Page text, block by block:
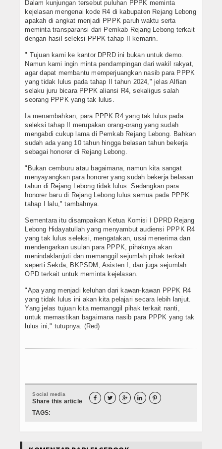
Dalam kunjungan tersebut puluhan PPPK meminta
kejelasan mengenai kode R4 di kabupaten Rejang Lebong
apakah di angkat menjadi PPPK paruh waktu serta
meminta transparansi dari Pemkab Rejang Lebong terkait
dengan hasil seleksi PPPK tahap II kemarin.
" Tujuan kami ke kantor DPRD ini bukan untuk demo.
Namun kami ingin minta pendampingan dari wakil rakyat,
agar dapat membantu memperjuangkan nasib para PPPK
yang tidak lulus pada tahap II tahun 2024," jelas Alfian
selaku juru bicara PPPK aliansi R4, sekaligus salah
seorang PPPK yang tak lulus.
Ia menambahkan, para PPPK R4 yang tak lulus pada
seleksi tahap II merupakan orang-orang yang sudah
mengabdi cukup lama di Pemkab Rejang Lebong. Bahkan
sudah ada yang 10 tahun hingga belasan tahun bekerja
sebagai honorer di Rejang Lebong.
"Bukan cemburu atau bagaimana, namun kita sangat
menyayangkan para honorer yang sudah bekerja belasan
tahun di Rejang Lebong tidak lulus. Sedangkan para
honorer baru di Rejang Lebong lulus semua pada PPPK
tahap I lalu," tambahnya.
Sementara itu disampaikan Ketua Komisi I DPRD Rejang
Lebong Hidayatullah yang menyambut audiensi PPPK R4
yang tak lulus seleksi, mengatakan, usai menerima dan
mendengarkan usulan para PPPK, pihaknya akan
menindaklanjuti dan memanggil sejumlah pihak terkait
seperti Sekda, BKPSDM, Asisten I, dan juga sejumlah
OPD terkait untuk meminta kejelasan.
"Apa yang menjadi keluhan dari kawan-kawan PPPK R4
yang tidak lulus ini akan kita pelajari secara lebih lanjut.
Yang jelas tujuan kita memanggil pihak terkait nanti,
untuk memastikan bagaimana nasib para PPPK yang tak
lulus ini," tutupnya. (Red)
Social media
Share this article     
TAGS: